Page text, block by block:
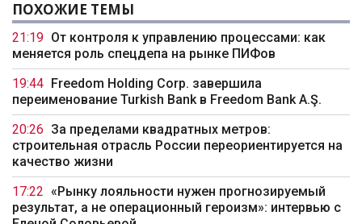
ПОХОЖИЕ ТЕМЫ
21:19 От контроля к управлению процессами: как
меняется роль спецдепа на рынке ПИФов
19:44
Freedom Holding Corp. завершила
переименование Turkish Bank в Freedom Bank A.Ş.
20:26 За пределами квадратных метров:
строительная отрасль России переориентируется на
качество жизни
17:22 «Рынку лояльности нужен прогнозируемый
результат, а не операционный героизм»: интервью с